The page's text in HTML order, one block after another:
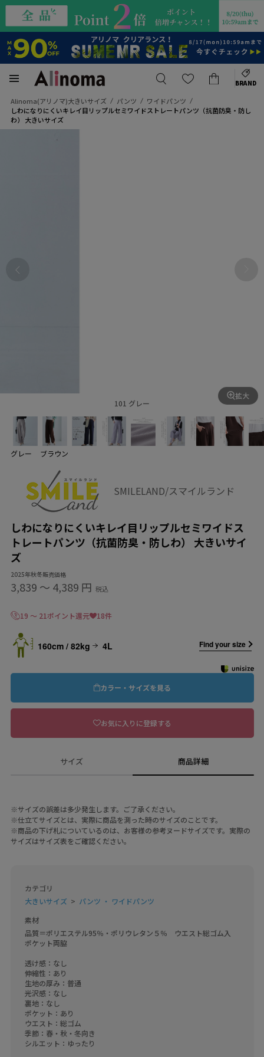
BRAND
Alinoma(アリノマ)大きいサイズ パンツ
ワイドパンツ
しわになりにくいキレイ目リップルセミワイドストレートパンツ（抗菌防臭・防し
わ） 大きいサイズ
101 グレー
拡大
グレー ブラウン
SMILELAND/スマイルランド
しわになりにくいキレイ目リップルセミワイドス
トレートパンツ（抗菌防臭・防しわ） 大きいサイ
ズ
2025年秋冬販売価格
3,839 〜 4,389 円 税込
19 ～ 21ポイント還元 18件
160cm / 82kg 4L Find your size
カラー・サイズを見る
お気に入りに登録する
サイズ 商品詳細
※サイズの誤差は多少発生します。ご了承ください。
※仕立てサイズとは、実際に商品を測った時のサイズのことです。
※商品の下げ札についているのは、お客様の参考ヌードサイズです。実際の
サイズはサイズ表をご確認ください。
カテゴリ
大きいサイズ
パンツ ・ ワイドパンツ
素材
品質＝ポリエステル95％・ポリウレタン５％　ウエスト総ゴム入
ポケット両脇
透け感：なし
伸縮性：あり
生地の厚み：普通
光沢感：なし
裏地：なし
ポケット：あり
ウエスト：総ゴム
季節：春・秋・冬向き
シルエット：ゆったり